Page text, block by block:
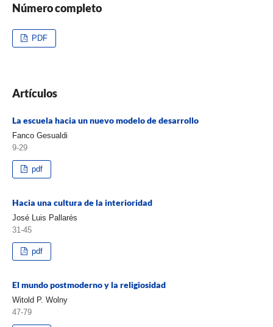
Número completo
PDF
Artículos
La escuela hacia un nuevo modelo de desarrollo
Fanco Gesualdi
9-29
pdf
Hacia una cultura de la interioridad
José Luis Pallarés
31-45
pdf
El mundo postmoderno y la religiosidad
Witold P. Wolny
47-79